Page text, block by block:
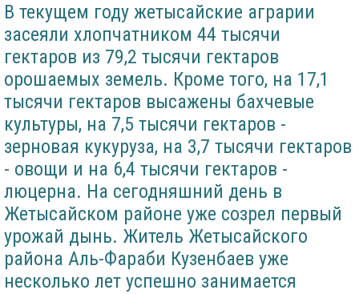
В текущем году жетысайские аграрии
засеяли хлопчатником 44 тысячи
гектаров из 79,2 тысячи гектаров
орошаемых земель. Кроме того, на 17,1
тысячи гектаров высажены бахчевые
культуры, на 7,5 тысячи гектаров -
зерновая кукуруза, на 3,7 тысячи гектаров
- овощи и на 6,4 тысячи гектаров -
люцерна. На сегодняшний день в
Жетысайском районе уже созрел первый
урожай дынь. Житель Жетысайского
района Аль-Фараби Кузенбаев уже
несколько лет успешно занимается